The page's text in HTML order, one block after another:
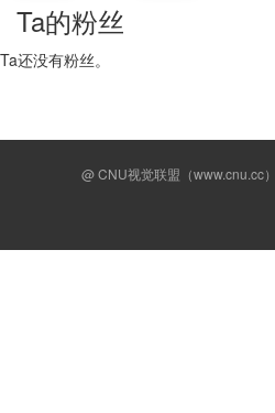
Ta的粉丝
Ta还没有粉丝。
@ CNU视觉联盟（www.cnu.cc）